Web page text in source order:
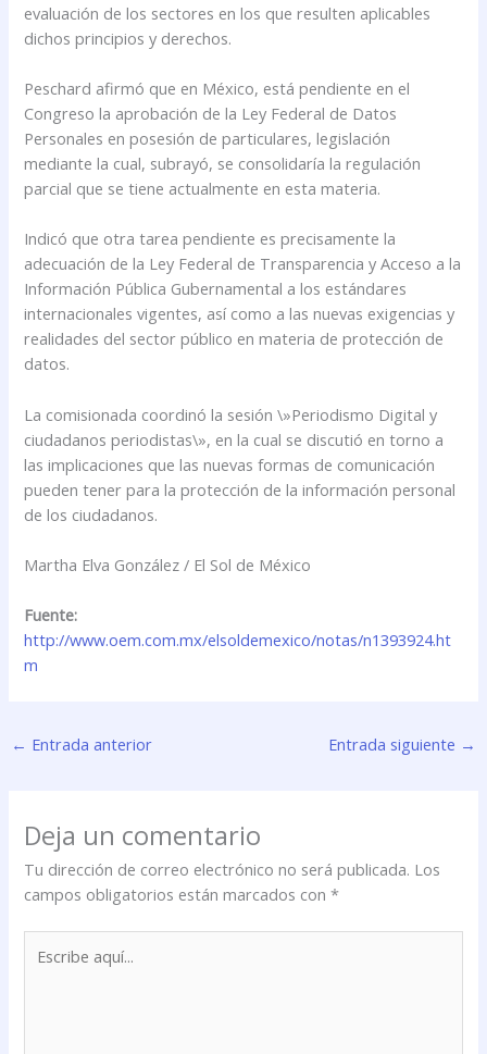
evaluación de los sectores en los que resulten aplicables
dichos principios y derechos.
Peschard afirmó que en México, está pendiente en el
Congreso la aprobación de la Ley Federal de Datos
Personales en posesión de particulares, legislación
mediante la cual, subrayó, se consolidaría la regulación
parcial que se tiene actualmente en esta materia.
Indicó que otra tarea pendiente es precisamente la
adecuación de la Ley Federal de Transparencia y Acceso a la
Información Pública Gubernamental a los estándares
internacionales vigentes, así como a las nuevas exigencias y
realidades del sector público en materia de protección de
datos.
La comisionada coordinó la sesión \»Periodismo Digital y
ciudadanos periodistas\», en la cual se discutió en torno a
las implicaciones que las nuevas formas de comunicación
pueden tener para la protección de la información personal
de los ciudadanos.
Martha Elva González / El Sol de México
Fuente:
http://www.oem.com.mx/elsoldemexico/notas/n1393924.ht
m
← Entrada anterior Entrada siguiente →
Deja un comentario
Tu dirección de correo electrónico no será publicada. Los
campos obligatorios están marcados con*
aquí...